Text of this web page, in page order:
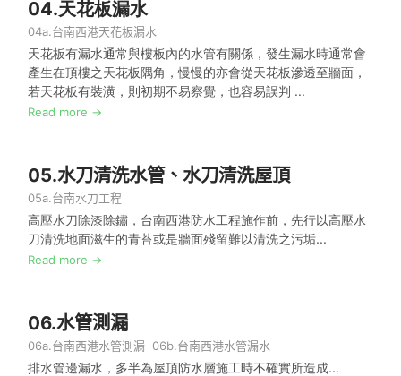
04.天花板漏水
04a.台南西港天花板漏水
天花板有漏水通常與樓板內的水管有關係，發生漏水時通常會
產生在頂樓之天花板隅角，慢慢的亦會從天花板滲透至牆面，
若天花板有裝潢，則初期不易察覺，也容易誤判 ...
Read more →
05.水刀清洗水管、水刀清洗屋頂
05a.台南水刀工程
高壓水刀除漆除鏽，台南西港防水工程施作前，先行以高壓水
刀清洗地面滋生的青苔或是牆面殘留難以清洗之污垢...
Read more →
06.水管測漏
06a.台南西港水管測漏 06b.台南西港水管漏水
排水管邊漏水，多半為屋頂防水層施工時不確實所造成...